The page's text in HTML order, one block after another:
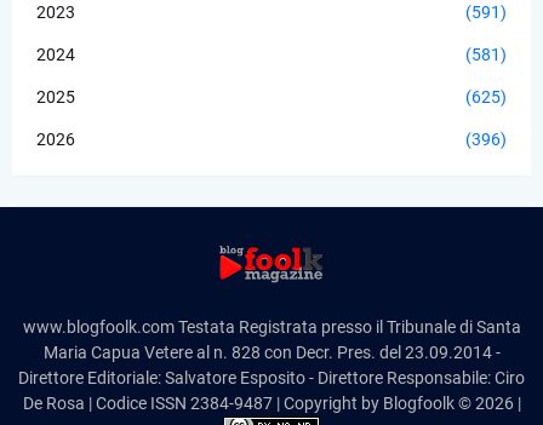
2023 (591)
2024 (581)
2025 (625)
2026 (396)
www.blogfoolk.com Testata Registrata presso il Tribunale di Santa
Maria Capua Vetere al n. 828 con Decr. Pres. del 23.09.2014 -
Direttore Editoriale: Salvatore Esposito - Direttore Responsabile: Ciro
De Rosa | Codice ISSN 2384-9487 | Copyright by Blogfoolk © 2026 |